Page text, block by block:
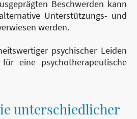
Beschwerden kann
Unterstützungs- und
werden.
psychischer Leiden
eine psychotherapeutische
unterschiedlicher